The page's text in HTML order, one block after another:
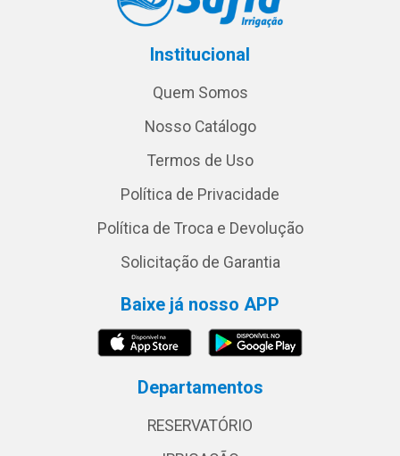
Institucional
Quem Somos
Nosso Catálogo
Termos de Uso
Política de Privacidade
Política de Troca e Devolução
Solicitação de Garantia
Baixe já nosso APP
Departamentos
RESERVATÓRIO